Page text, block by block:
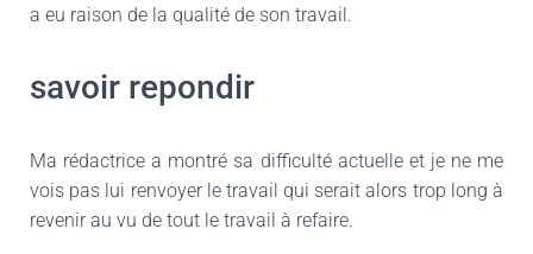
a eu raison de la qualité de son travail.
savoir repondir
Ma rédactrice a montré sa difficulté actuelle et je ne me
vois pas lui renvoyer le travail qui serait alors trop long à
revenir au vu de tout le travail à refaire.